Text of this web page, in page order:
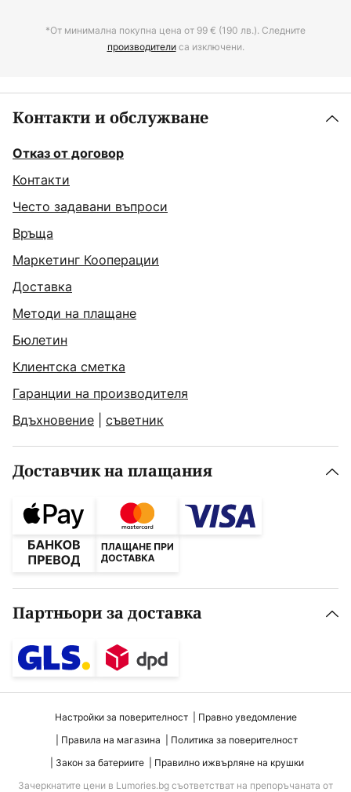
*От минимална покупна цена от 99 € (190 лв.). Следните
производителиса изключени.
Контакти и обслужване
Отказ от договор
Контакти
Често задавани въпроси
Връща
Маркетинг Кооперации
Доставка
Методи на плащане
Бюлетин
Клиентска сметка
Гаранции на производителя
Вдъхновение
съветник
Доставчик на плащания
Партньори за доставка
Настройки за поверителност
Правно уведомление
Правила на магазина
Политика за поверителност
Закон за батериите
Правилно ижвърляне на крушки
Зачеркнатите цени в Lumories.bg съответстват на препоръчаната от